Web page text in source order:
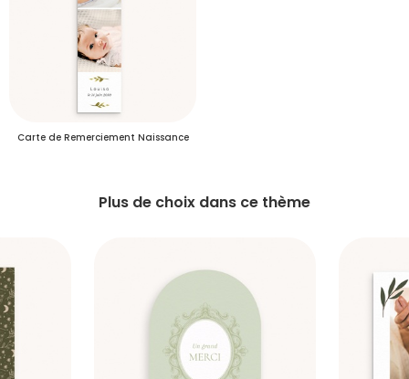
Carte de Remerciement Naissance
Plus de choix dans ce thème